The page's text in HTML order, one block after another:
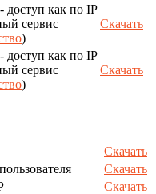
как по IP
сервис
)
Скачать
как по IP
сервис
)
Скачать
Скачать
Скачать
Скачать